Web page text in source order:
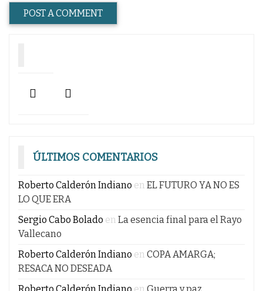
ÚLTIMOS COMENTARIOS
Roberto Calderón Indiano en EL FUTURO YA NO ES
LO QUE ERA
Sergio Cabo Bolado en La esencia final para el Rayo
Vallecano
Roberto Calderón Indiano en COPA AMARGA;
RESACA NO DESEADA